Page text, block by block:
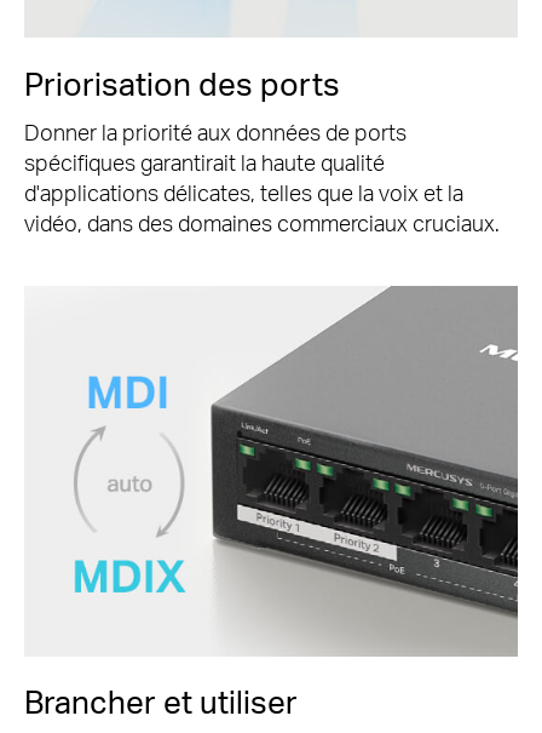
Priorisation des ports
Donner la priorité aux données de ports
spécifiques garantirait la haute qualité
d'applications délicates, telles que la voix et la
vidéo, dans des domaines commerciaux cruciaux.
Brancher et utiliser